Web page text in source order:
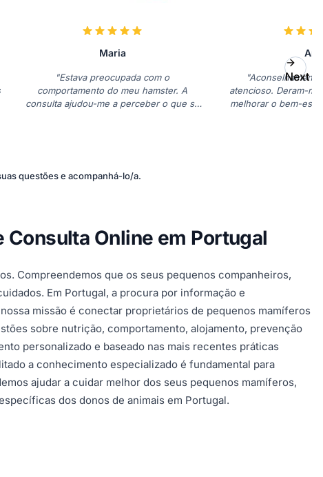
Maria
"Estava preocupada com o
comportamento do meu hamster. A
consulta ajudou-me a perceber o que se
Ana
atencioso. Deram-
melhorar o bem-
Next
questões e acompanhá-lo/a.
Online em Portugal
Compreendemos que os seus pequenos companheiros,
Em Portugal, a procura por informação e
missão é conectar proprietários de pequenos mamíferos
sobre nutrição, comportamento, alojamento, prevenção
personalizado e baseado nas mais recentes práticas
a conhecimento especializado é fundamental para
ajudar a cuidar melhor dos seus pequenos mamíferos,
dos donos de animais em Portugal.